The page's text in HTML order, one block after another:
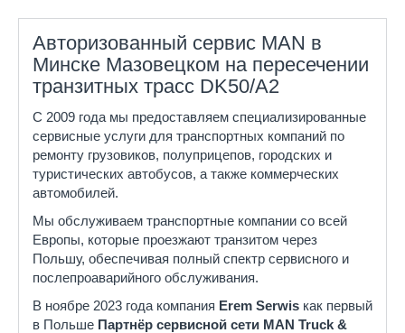
Авторизованный сервис MAN в
Минске Мазовецком на пересечении
транзитных трасс DK50/A2
С 2009 года мы предоставляем специализированные
сервисные услуги для транспортных компаний по
ремонту грузовиков, полуприцепов, городских и
туристических автобусов, а также коммерческих
автомобилей.
Мы обслуживаем транспортные компании со всей
Европы, которые проезжают транзитом через
Польшу, обеспечивая полный спектр сервисного и
послепроаварийного обслуживания.
В ноябре 2023 года компания Erem Serwis как первый
в Польше Партнёр сервисной сети MAN Truck &